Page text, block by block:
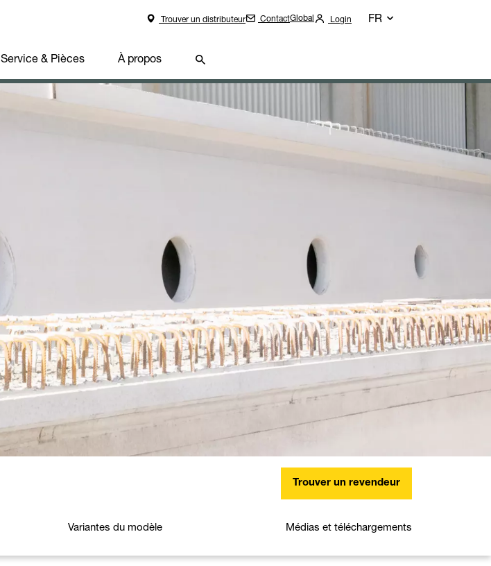
Trouver un distributeur ContactGlobal Login FR
Service & Pièces À propos
Trouver un revendeur
Variantes du modèle Médias et téléchargements